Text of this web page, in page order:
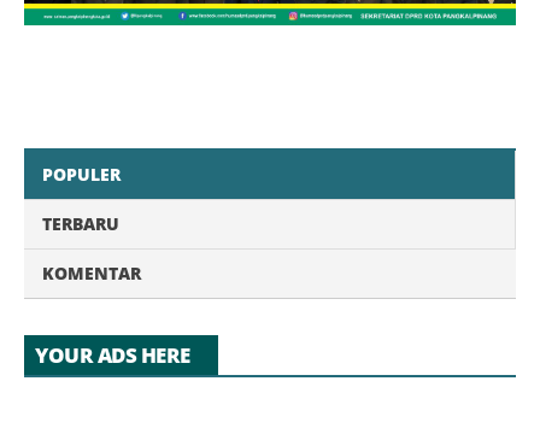
POPULER
TERBARU
KOMENTAR
YOUR ADS HERE